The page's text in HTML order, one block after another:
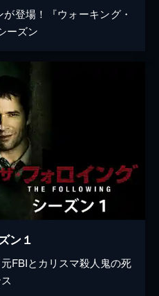
登場！『ウォーキング・
ーズン
ン１
FBIとカリスマ殺人鬼の死